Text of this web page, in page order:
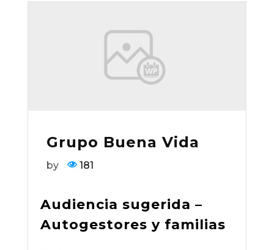
Grupo Buena Vida
by 181
Audiencia sugerida –
Autogestores y familias